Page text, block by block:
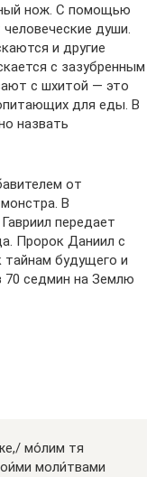
нож. С помощью
души.
и другие
с зазубренным
с шхитой — это
для еды. В
назвать
от
В
передает
Пророк Даниил с
будущего и
седмин на Землю
мо́лим тя
моли́твами